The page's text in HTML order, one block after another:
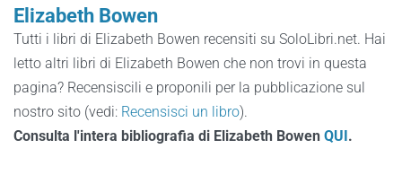
Elizabeth Bowen
Tutti i libri di Elizabeth Bowen recensiti su SoloLibri.net. Hai
letto altri libri di Elizabeth Bowen che non trovi in questa
pagina? Recensiscili e proponili per la pubblicazione sul
nostro sito (vedi: Recensisci un libro).
Consulta l'intera bibliografia di Elizabeth Bowen QUI.